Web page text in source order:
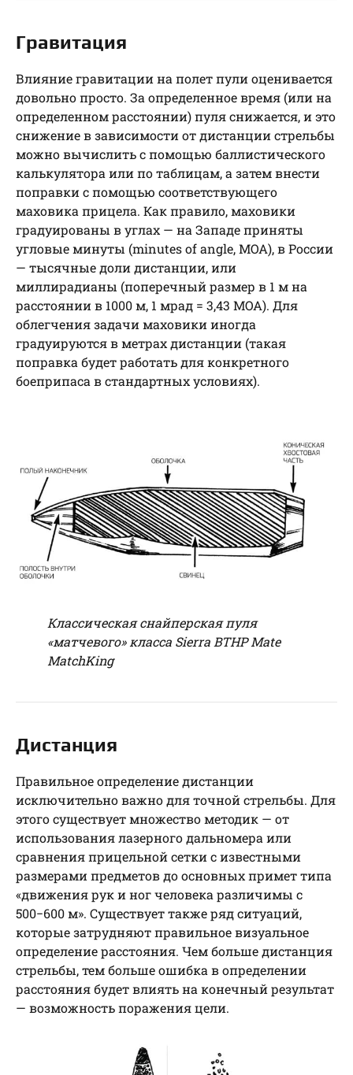
Гравитация
Влияние гравитации на полет пули оценивается
довольно просто. За определенное время (или на
определенном расстоянии) пуля снижается, и это
снижение в зависимости от дистанции стрельбы
можно вычислить с помощью баллистического
калькулятора или по таблицам, а затем внести
поправки с помощью соответствующего
маховика прицела. Как правило, маховики
градуированы в углах — на Западе приняты
угловые минуты (minutes of angle, MOA), в России
— тысячные доли дистанции, или
миллирадианы (поперечный размер в 1 м на
расстоянии в 1000 м, 1 мрад = 3,43 МОА). Для
облегчения задачи маховики иногда
градуируются в метрах дистанции (такая
поправка будет работать для конкретного
боеприпаса в стандартных условиях).
Классическая снайперская пуля
«матчевого» класса Sierra BTHP Mate
MatchKing
Дистанция
Правильное определение дистанции
исключительно важно для точной стрельбы. Для
этого существует множество методик — от
использования лазерного дальномера или
сравнения прицельной сетки с известными
размерами предметов до основных примет типа
«движения рук и ног человека различимы с
500−600 м». Существует также ряд ситуаций,
которые затрудняют правильное визуальное
определение расстояния. Чем больше дистанция
стрельбы, тем больше ошибка в определении
расстояния будет влиять на конечный результат
— возможность поражения цели.